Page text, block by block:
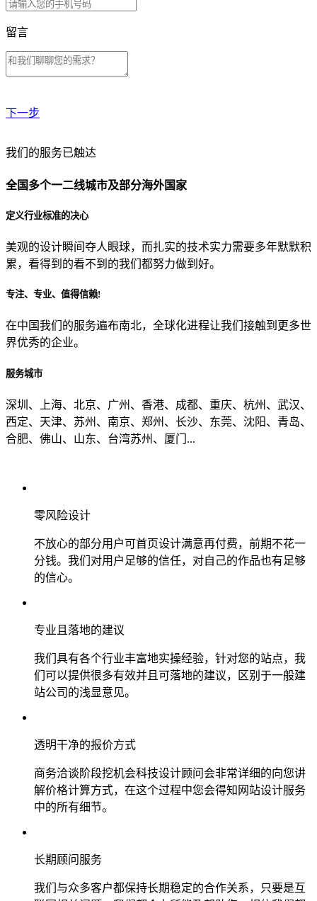
留言
下一步
贵公司预算范围是？
贵公司的团队规模是？
目前主要的营销渠道是？
我们的服务已触达
全国多个一二线城市及部分海外国家
定义行业标准的决心
美观的设计瞬间夺人眼球，而扎实的技术实力需要多年默默积
累，看得到的看不到的我们都努力做到好。
专注、专业、值得信赖!
在中国我们的服务遍布南北，全球化进程让我们接触到更多世
界优秀的企业。
服务城市
深圳、上海、北京、广州、香港、成都、重庆、杭州、武汉、
西定、天津、苏州、南京、郑州、长沙、东莞、沈阳、青岛、
合肥、佛山、山东、台湾苏州、厦门...
零风险设计
不放心的部分用户可首页设计满意再付费，前期不花一
分钱。我们对用户足够的信任，对自己的作品也有足够
的信心。
专业且落地的建议
我们具有各个行业丰富地实操经验，针对您的站点，我
们可以提供很多有效并且可落地的建议，区别于一般建
站公司的浅显意见。
透明干净的报价方式
商务洽谈阶段挖机会科技设计顾问会非常详细的向您讲
解价格计算方式，在这个过程中您会得知网站设计服务
中的所有细节。
长期顾问服务
我们与众多客户都保持长期稳定的合作关系，只要是互